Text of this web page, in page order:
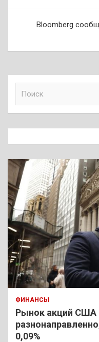
записям
Bloomberg
к
ФИНАНСЫ
Рынок акций США
0,09%